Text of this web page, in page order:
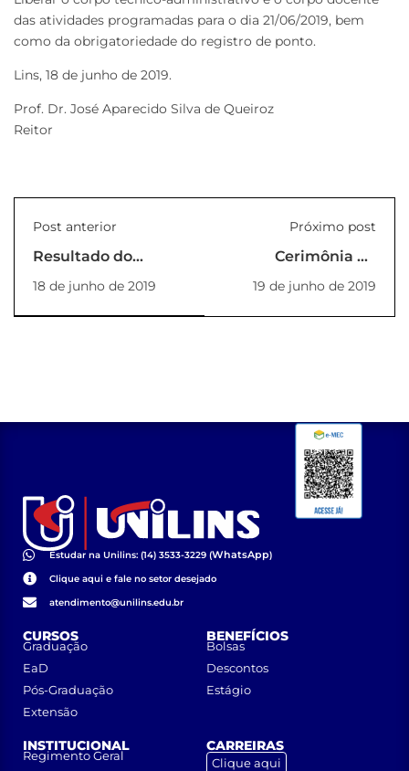
das atividades programadas para o dia 21/06/2019, bem
como da obrigatoriedade do registro de ponto.
Lins, 18 de junho de 2019.
Prof. Dr. José Aparecido Silva de Queiroz
Reitor
Post anterior
Resultado do
Vestibular de
Inverno 15/06/2019
18 de junho de 2019
Próximo post
Cerimônia de
entrega dos
capacetes
19 de junho de 2019
Estudar na Unilins: (14) 3533-3229 (WhatsApp)
Clique aqui e fale no setor desejado
atendimento@unilins.edu.br
CURSOS
Graduação
EaD
Pós-Graduação
Extensão
BENEFÍCIOS
Bolsas
Descontos
Estágio
INSTITUCIONAL
Regimento Geral
CARREIRAS
Clique aqui